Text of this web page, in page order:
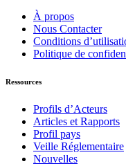
À propos
Nous Contacter
Conditions
Politique de
Ressources
Profils d’Acteurs
Articles et Rapports
Profil pays
Veille Réglementaire
Nouvelles